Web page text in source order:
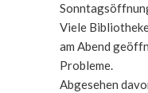
Viele
am Abend
Probleme.
Abgesehen